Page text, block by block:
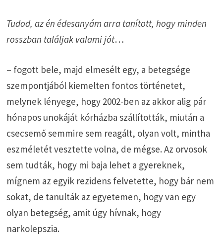
Tudod, az én édesanyám arra tanított, hogy minden
rosszban találjak valami jót…
– fogott bele, majd elmesélt egy, a betegsége
szempontjából kiemelten fontos történetet,
melynek lényege, hogy 2002-ben az akkor alig pár
hónapos unokáját kórházba szállították, miután a
csecsemő semmire sem reagált, olyan volt, mintha
eszméletét vesztette volna, de mégse. Az orvosok
sem tudták, hogy mi baja lehet a gyereknek,
mígnem az egyik rezidens felvetette, hogy bár nem
sokat, de tanulták az egyetemen, hogy van egy
olyan betegség, amit úgy hívnak, hogy
narkolepszia.